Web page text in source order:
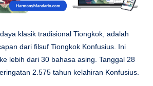
klasik tradisional Tiongkok, adalah
dari filsuf Tiongkok Konfusius. Ini
lebih dari 30 bahasa asing. Tanggal 28
2.575 tahun kelahiran Konfusius.